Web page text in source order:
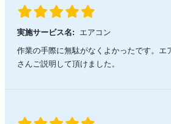
実施サービス名:
エアコン
作業の手際に無駄がなくよかったです。エ
さんご説明して頂けました。